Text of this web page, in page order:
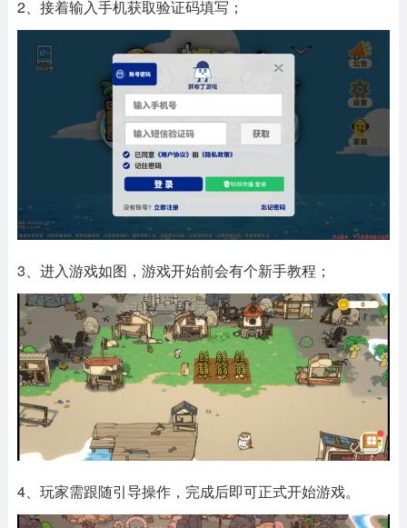
2、接着输入手机获取验证码填写；
3、进入游戏如图，游戏开始前会有个新手教程；
4、玩家需跟随引导操作，完成后即可正式开始游戏。